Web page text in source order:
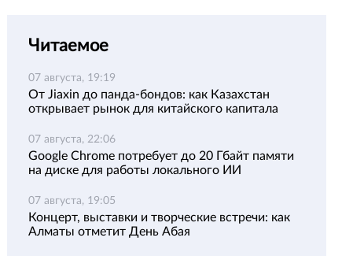
Читаемое
07 августа, 19:19
От Jiaxin до панда-бондов: как Казахстан
открывает рынок для китайского капитала
07 августа, 22:06
Google Chrome потребует до 20 Гбайт памяти
на диске для работы локального ИИ
07 августа, 19:05
Концерт, выставки и творческие встречи: как
Алматы отметит День Абая